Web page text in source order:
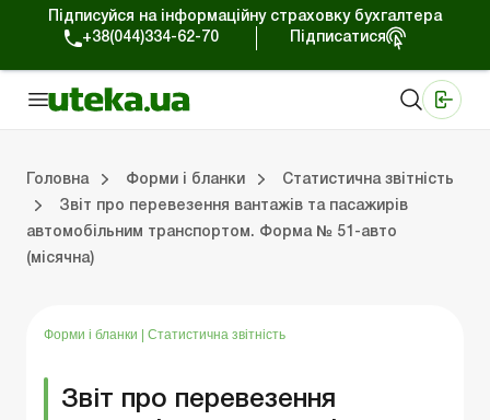
Підписуйся на інформаційну страховку бухгалтера
+38(044)334-62-70
Підписатися
Головна Форми і бланки
Статистична звітність
Звіт про перевезення вантажів та пасажирів
автомобільним транспортом. Форма № 51-авто
(місячна)
Форми і бланки Статистична звітність
Звіт про перевезення